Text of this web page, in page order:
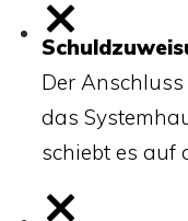
Der
das
schiebt es auf